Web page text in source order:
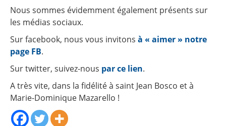
Nous sommes évidemment également présents sur
les médias sociaux.
Sur facebook, nous vous invitons à « aimer » notre
page FB.
Sur twitter, suivez-nous par ce lien.
A très vite, dans la fidélité à saint Jean Bosco et à
Marie-Dominique Mazarello !